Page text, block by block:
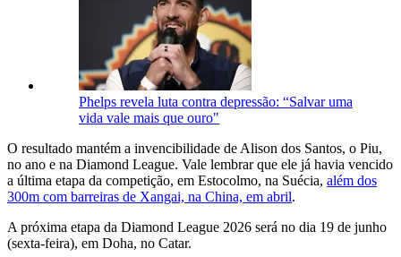
Phelps revela luta contra depressão: “Salvar uma
vida vale mais que ouro"
O resultado mantém a invencibilidade de Alison dos Santos, o Piu,
no ano e na Diamond League. Vale lembrar que ele já havia vencido
a última etapa da competição, em Estocolmo, na Suécia, além dos
300m com barreiras de Xangai, na China, em abril.
A próxima etapa da Diamond League 2026 será no dia 19 de junho
(sexta-feira), em Doha, no Catar.